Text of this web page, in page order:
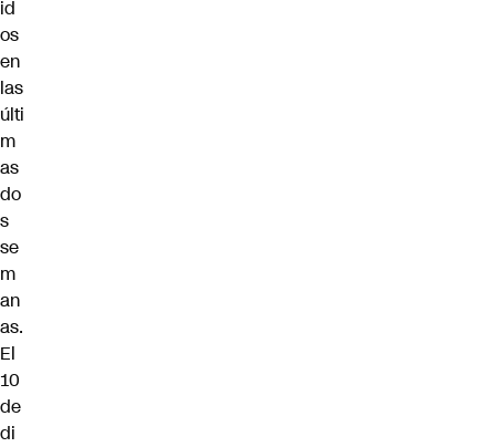
id
os
en
las
últi
m
as
do
s
se
m
an
as.
El
10
de
di